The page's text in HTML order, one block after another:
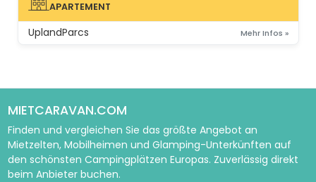
APARTEMENT
APARTEMENT
UplandParcs Mehr Infos »
MIETCARAVAN.COM
Finden und vergleichen Sie das größte Angebot an
Mietzelten, Mobilheimen und Glamping-Unterkünften auf
den schönsten Campingplätzen Europas. Zuverlässig direkt
beim Anbieter buchen.